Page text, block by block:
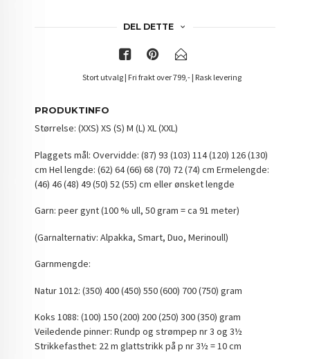
DEL DETTE
Stort utvalg | Fri frakt over 799,- | Rask levering
PRODUKTINFO
Størrelse: (XXS) XS (S) M (L) XL (XXL)
Plaggets mål: Overvidde: (87) 93 (103) 114 (120) 126 (130)
cm Hel lengde: (62) 64 (66) 68 (70) 72 (74) cm Ermelengde:
(46) 46 (48) 49 (50) 52 (55) cm eller ønsket lengde
Garn: peer gynt (100 % ull, 50 gram = ca 91 meter)
(Garnalternativ: Alpakka, Smart, Duo, Merinoull)
Garnmengde:
Natur 1012: (350) 400 (450) 550 (600) 700 (750) gram
Koks 1088: (100) 150 (200) 200 (250) 300 (350) gram
Veiledende pinner: Rundp og strømpep nr 3 og 3½
Strikkefasthet: 22 m glattstrikk på p nr 3½ = 10 cm